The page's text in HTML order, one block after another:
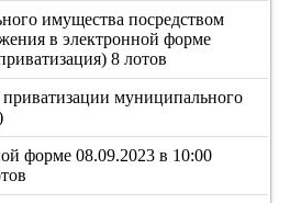
имущества посредством
в электронной форме
8 лотов
муниципального
форме 08.09.2023 в 10:00